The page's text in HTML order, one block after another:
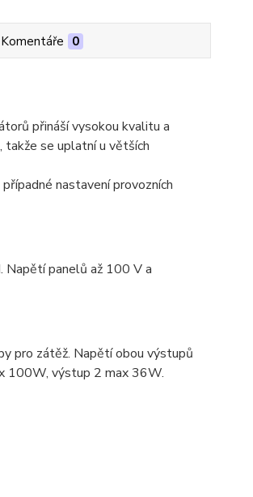
Komentáře 0
přináší vysokou kvalitu a
takže se uplatní u větších
nastavení provozních
Napětí panelů až 100 V a
pro zátěž. Napětí obou výstupů
100W, výstup 2 max 36W.